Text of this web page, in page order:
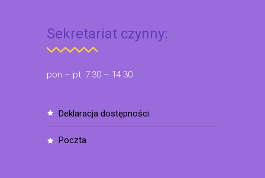
Sekretariat czynny:
pon – pt: 7:30 – 14:30
deklaracja dostępności
poczta